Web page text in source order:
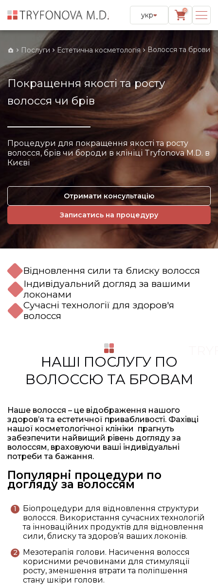
укр
0
Послуги Естетична косметологія Волосся та брови
Покращення якості та росту
волосся чи брів
Процедури для покращення якості та росту
волосся, брів чи бороди в клініці Tryfonova M.D. в
Києві
Отримати консультацію
Записатись на процедуру
Відновлення сили та блиску волосся
Індивідуальний догляд за вашими
локонами
Сучасні технології для здоров'я
волосся
НАШІ ПОСЛУГУ ПО
ВОЛОССЮ ТА БРОВАМ
Наше волосся – це відображення нашого
здоров’я та естетичної привабливості. Фахівці
нашої косметологічної клініки прагнуть
забезпечити найвищий рівень догляду за
волоссям, враховуючи ваші індивідуальні
потреби та бажання.
Популярні процедури по
догляду за волоссям
Біопроцедури для відновлення структури
волосся. Використання сучасних технологій
та інноваційних продуктів для відновлення
сили, блиску та здоров’я ваших локонів.
Мезотерапія голови. Насичення волосся
корисними речовинами для стимуляції
росту, зменшення втрати та поліпшення
стану шкіри голови.